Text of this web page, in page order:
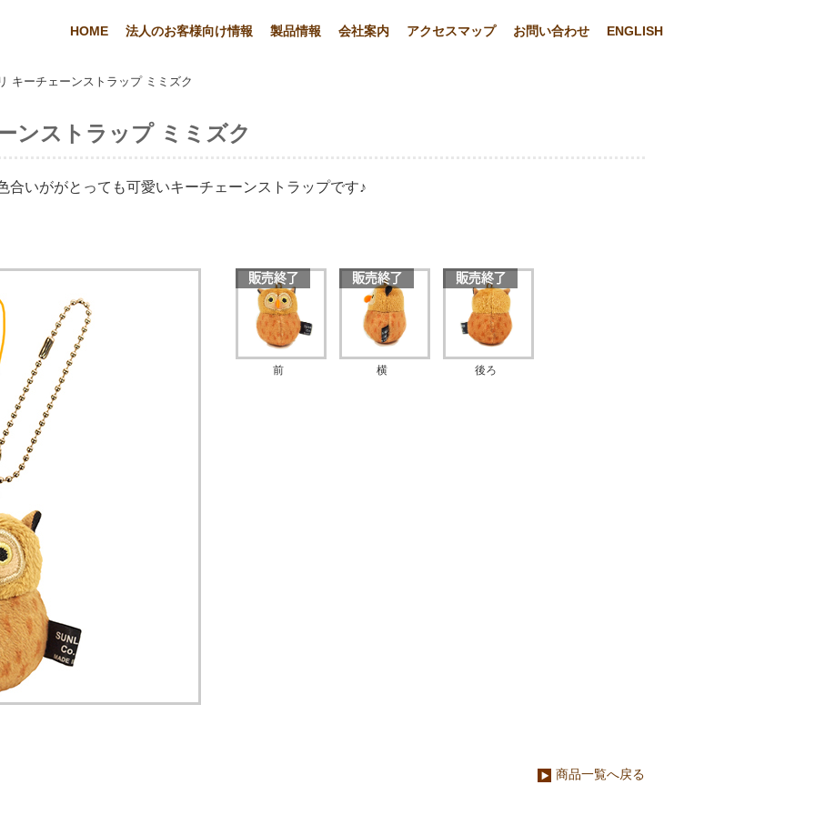
HOME 法人のお客様向け情報 製品情報 会社案内 アクセスマップ お問い合わせ ENGLISH
キーチェーンストラップ ミミズク
ンストラップ ミミズク
合いががとっても可愛いキーチェーンストラップです♪
前 横 後ろ
商品一覧へ戻る